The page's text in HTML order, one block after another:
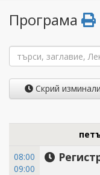
Програма
Скрий
08:00
09:00